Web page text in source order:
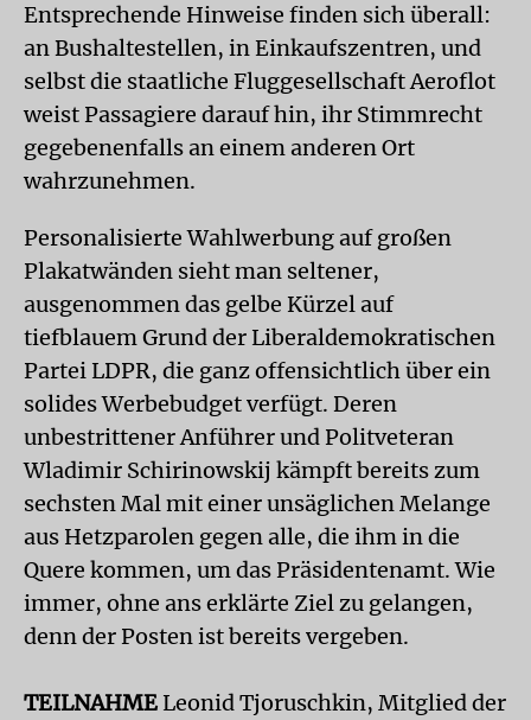
Entsprechende Hinweise finden sich überall:
an Bushaltestellen, in Einkaufszentren, und
selbst die staatliche Fluggesellschaft Aeroflot
weist Passagiere darauf hin, ihr Stimmrecht
gegebenenfalls an einem anderen Ort
wahrzunehmen.
Personalisierte Wahlwerbung auf großen
Plakatwänden sieht man seltener,
ausgenommen das gelbe Kürzel auf
tiefblauem Grund der Liberaldemokratischen
Partei LDPR, die ganz offensichtlich über ein
solides Werbebudget verfügt. Deren
unbestrittener Anführer und Politveteran
Wladimir Schirinowskij kämpft bereits zum
sechsten Mal mit einer unsäglichen Melange
aus Hetzparolen gegen alle, die ihm in die
Quere kommen, um das Präsidentenamt. Wie
immer, ohne ans erklärte Ziel zu gelangen,
denn der Posten ist bereits vergeben.
TEILNAHME Leonid Tjoruschkin, Mitglied der